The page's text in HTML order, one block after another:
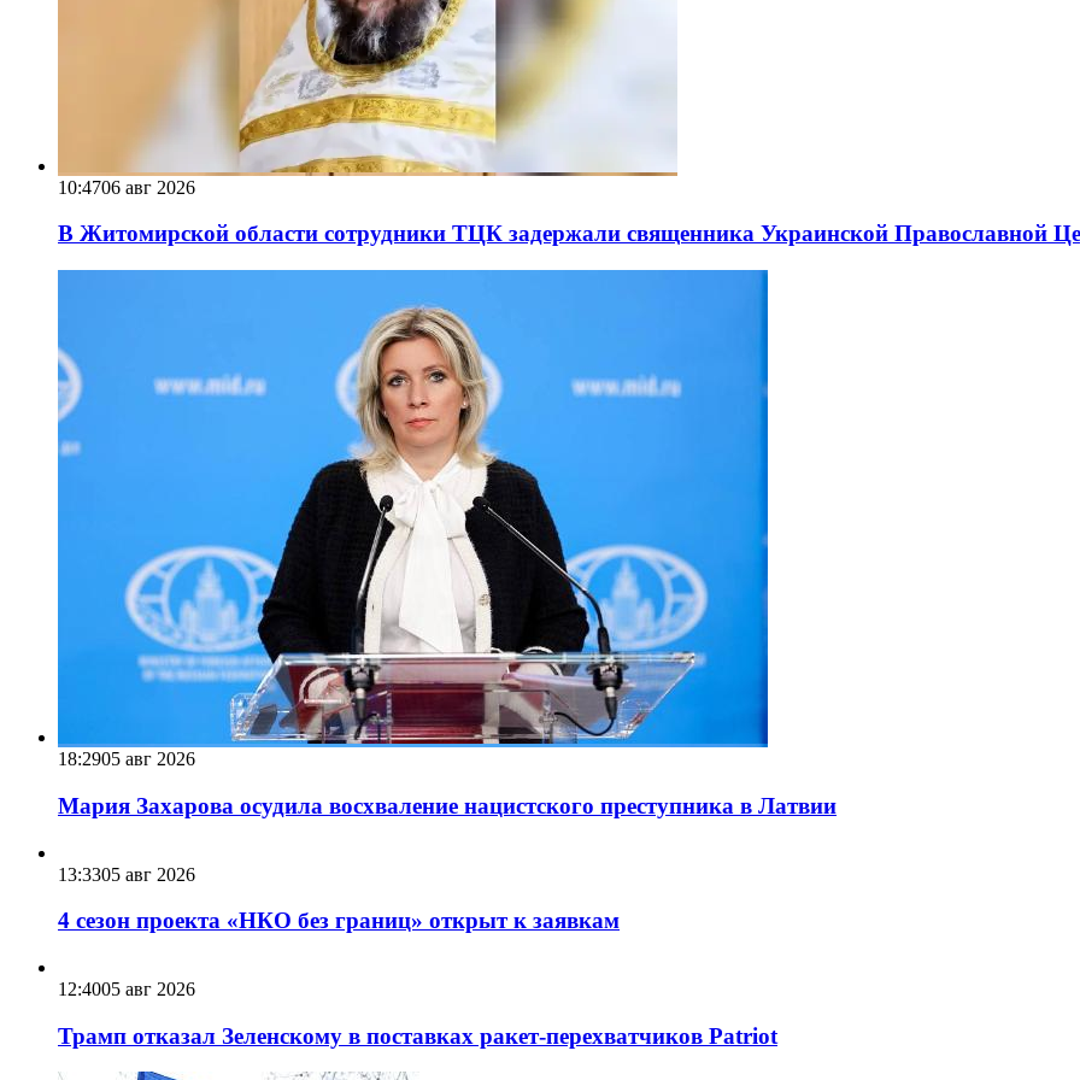
10:4706 авг 2026
В Житомирской области сотрудники ТЦК задержали священника Украинской Православной
18:2905 авг 2026
Мария Захарова осудила восхваление нацистского преступника в Латвии
13:3305 авг 2026
4 сезон проекта «НКО без границ» открыт к заявкам
12:4005 авг 2026
Трамп отказал Зеленскому в поставках ракет-перехватчиков Patriot